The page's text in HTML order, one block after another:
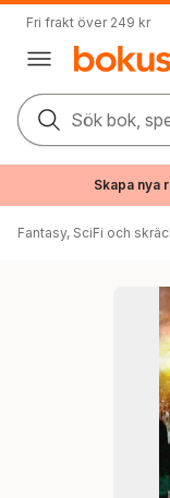
Fri frakt över 249 kr
Sök bok,
Skapa nya
Fantasy, SciFi och